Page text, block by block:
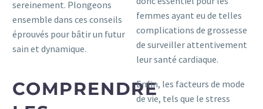
sereinement. Plongeons
ensemble dans ces conseils
éprouvés pour bâtir un futur
sain et dynamique.
COMPRENDRE
femmes ayant eu de telles
complications de grossesse
de surveiller attentivement
leur santé cardiaque.
Enfin, les facteurs de mode
de vie, tels que le stress